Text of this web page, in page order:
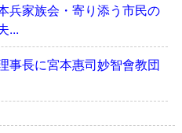
兵家族会・寄り添う市民の
...
長に宮本惠司妙智會教団